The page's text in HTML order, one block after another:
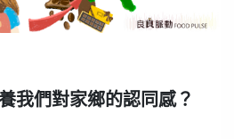
我們對家鄉的認同感？